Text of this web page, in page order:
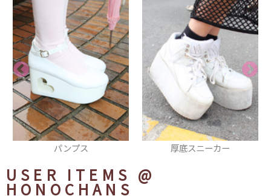
厚底スニーカー ジャンパー
USER ITEMS @
HONOCHANS